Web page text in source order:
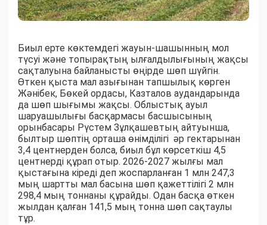
Биыл ерте көктемдегі жауын-шашынның мол
түсуі және топырақтың ылғалдылығының жақсы
сақталуына байланысты өңірде шөп шүйгін.
Өткен қыста мал азығынан тапшылық көрген
Жәнібек, Бөкей ордасы, Казталов аудандарында
да шөп шығымы жақсы. Облыстық ауыл
шаруашылығы басқармасы басшысының
орынбасары Рүстем Зұлқашевтың айтуынша,
былтыр шөптің орташа өнімділігі әр гектарынан
3,4 центнерден болса, биыл бұл көрсеткіш 4,5
центнерді құрап отыр. 2026-2027 жылғы мал
қыстағына кіреді деп жоспарланған 1 млн 247,3
мың шартты мал басына шөп қажеттілігі 2 млн
298,4 мың тоннаны құрайды. Одан басқа өткен
жылдан қалған 141,5 мың тонна шөп сақтаулы
тұр.